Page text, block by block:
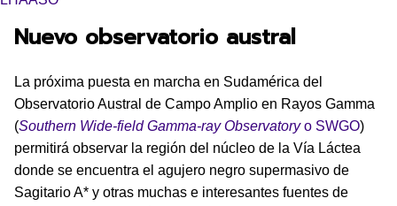
Nuevo observatorio austral
La próxima puesta en marcha en Sudamérica del
Observatorio Austral de Campo Amplio en Rayos Gamma
(Southern Wide-field Gamma-ray Observatoryo SWGO)
permitirá observar la región del núcleo de la Vía Láctea
donde se encuentra el agujero negro supermasivo de
Sagitario A* y otras muchas e interesantes fuentes de